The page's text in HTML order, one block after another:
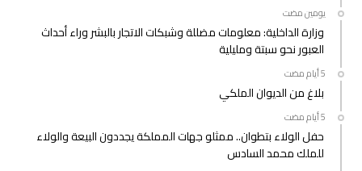
‫‫‫‏‫يومين مضت‬
وزارة الداخلية: معلومات مضللة وشبكات الاتجار بالبشر وراء أحداث
العبور نحو سبتة ومليلية
بلاغ من الديوان الملكي
حفل الولاء بتطوان.. ممثلو جهات المملكة يجددون البيعة والولاء
للملك محمد السادس